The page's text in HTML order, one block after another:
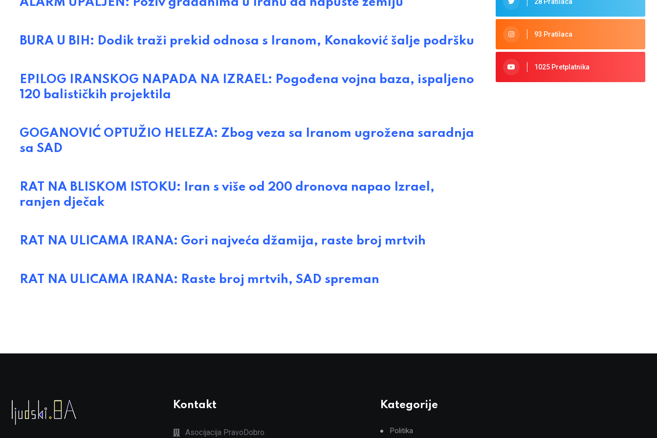
BURA U BIH: Dodik traži prekid odnosa s Iranom, Konaković šalje podršku
EPILOG IRANSKOG NAPADA NA IZRAEL: Pogođena vojna baza, ispaljeno
120 balističkih projektila
GOGANOVIĆ OPTUŽIO HELEZA: Zbog veza sa Iranom ugrožena saradnja
sa SAD
RAT NA BLISKOM ISTOKU: Iran s više od 200 dronova napao Izrael,
ranjen dječak
RAT NA ULICAMA IRANA: Gori najveća džamija, raste broj mrtvih
RAT NA ULICAMA IRANA: Raste broj mrtvih, SAD spreman
93 Pratilaca
1025 Pretplatnika
Kontakt
Asocijacija PravoDobro
Kategorije
Politika